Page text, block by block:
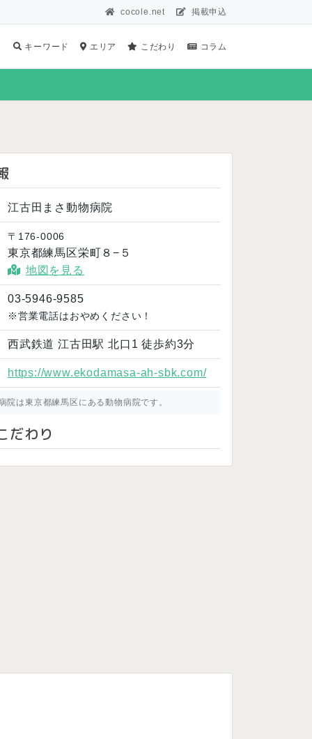
cocole.net 掲載申込
キーワード エリア こだわり コラム
江古田まさ動物病院
〒176-0006
東京都練馬区栄町８−５
地図を見る
03-5946-9585
※営業電話はおやめください！
西武鉄道 江古田駅 北口1 徒歩約3分
https://www.ekodamasa-ah-sbk.com/
院は東京都練馬区にある動物病院です。
だわり